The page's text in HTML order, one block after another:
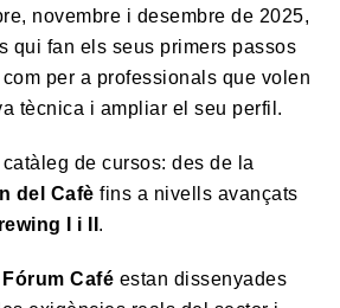
novembre i desembre de 2025,
qui fan els seus primers passos
per a professionals que volen
tècnica i ampliar el seu perfil.
de cursos: des de la
del Cafè fins a nivells avançats
I i II .
Fórum Café estan dissenyades